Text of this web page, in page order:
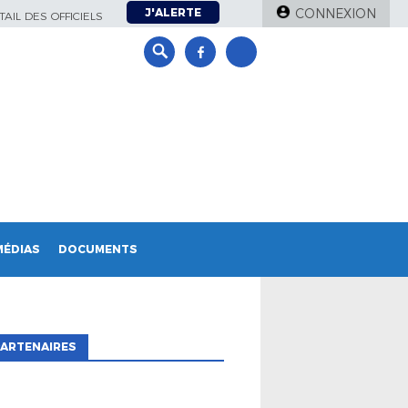
DES OFFICIELS J'ALERTE CONNEXION
DOCUMENTS